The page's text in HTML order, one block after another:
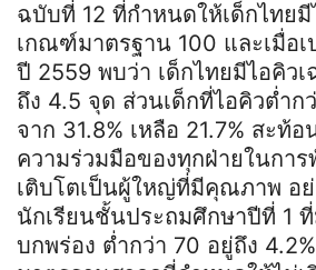
ฉบับที่ 12 ที่กำหนดให้เด็กไทยมี
เกณฑ์มาตรฐาน 100 และเมื่อเ
ปี 2559 พบว่า เด็กไทยมีไอคิว
ถึง 4.5 จุด ส่วนเด็กที่ไอคิวต่ำก
จาก 31.8% เหลือ 21.7% สะท้
ความร่วมมือของทุกฝ่ายในกา
เติบโตเป็นผู้ใหญ่ที่มีคุณภาพ อย่
นักเรียนชั้นประถมศึกษาปีที่ 1
บกพร่อง ต่ำกว่า 70 อยู่ถึง